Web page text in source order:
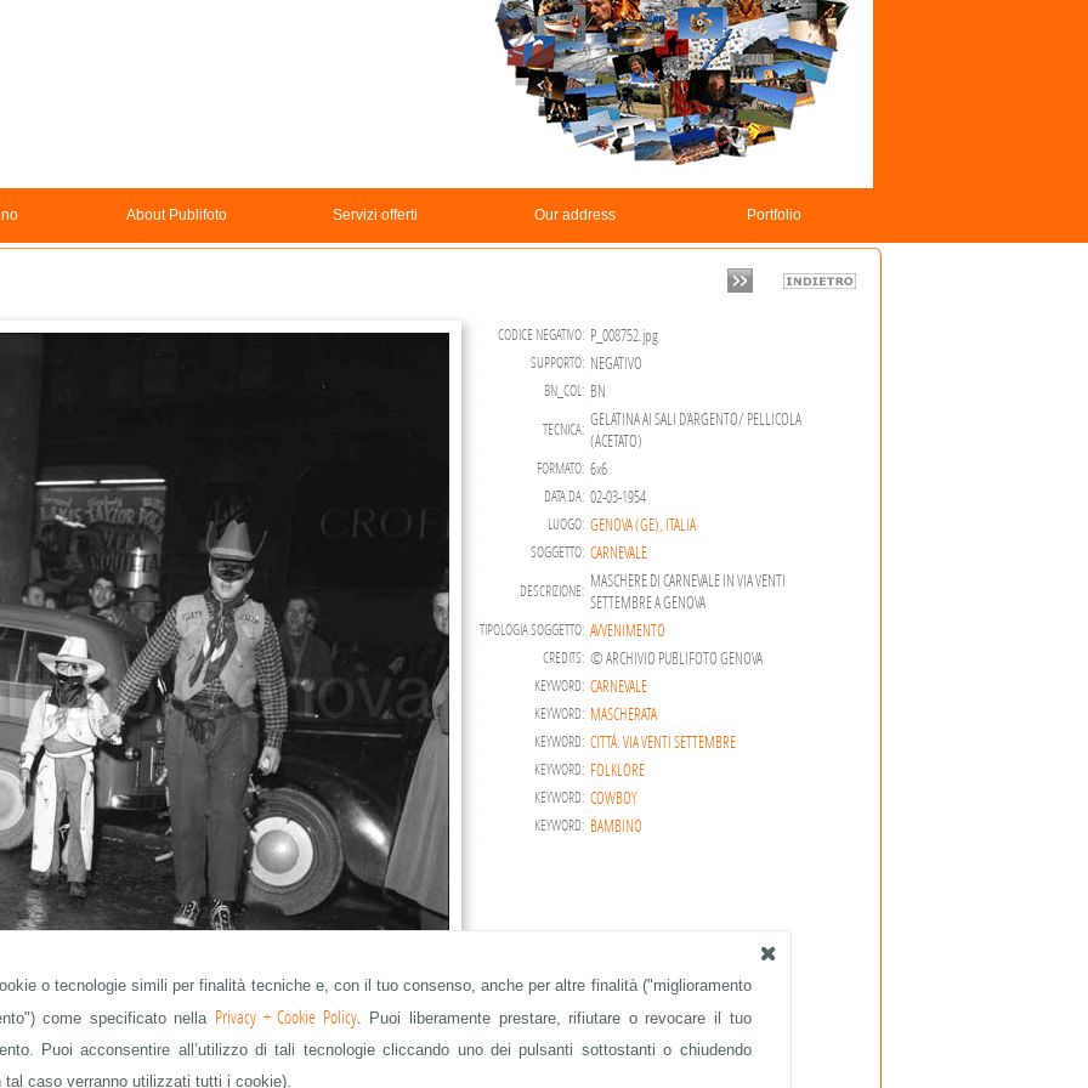
o tecnologie simili per finalità tecniche e, con il tuo consenso, anche per altre finalità ("miglioramento
come specificato nella Privacy + Cookie Policy. Puoi liberamente prestare, rifiutare o revocare il tuo
Puoi acconsentire all’utilizzo di tali tecnologie cliccando uno dei pulsanti sottostanti o chiudendo
caso verranno utilizzati tutti i cookie).
About Publifoto Servizi offerti Our address Portfolio
CODICE NEGATIVO: P_008752.jpg
SUPPORTO: NEGATIVO
BN_COL: BN
TECNICA: GELATINA AI SALI D'ARGENTO/ PELLICOLA
(ACETATO)
FORMATO: 6x6
DATA DA: 02-03-1954
LUOGO: GENOVA (GE), ITALIA
SOGGETTO: CARNEVALE
DESCRIZIONE: MASCHERE DI CARNEVALE IN VIA VENTI
SETTEMBRE A GENOVA
TIPOLOGIA SOGGETTO: AVVENIMENTO
CREDITS: © ARCHIVIO PUBLIFOTO GENOVA
KEYWORD: CARNEVALE
KEYWORD: MASCHERATA
KEYWORD: CITTÁ: VIA VENTI SETTEMBRE
KEYWORD: FOLKLORE
KEYWORD: COWBOY
KEYWORD: BAMBINO